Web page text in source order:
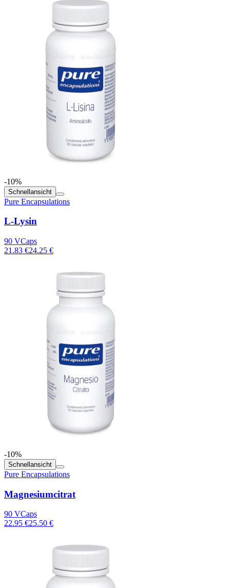
-10%
Schnellansicht
Pure Encapsulations
L-Lysin
90 VCaps
21.83 €24.25 €
-10%
Schnellansicht
Pure Encapsulations
Magnesiumcitrat
90 VCaps
22.95 €25.50 €